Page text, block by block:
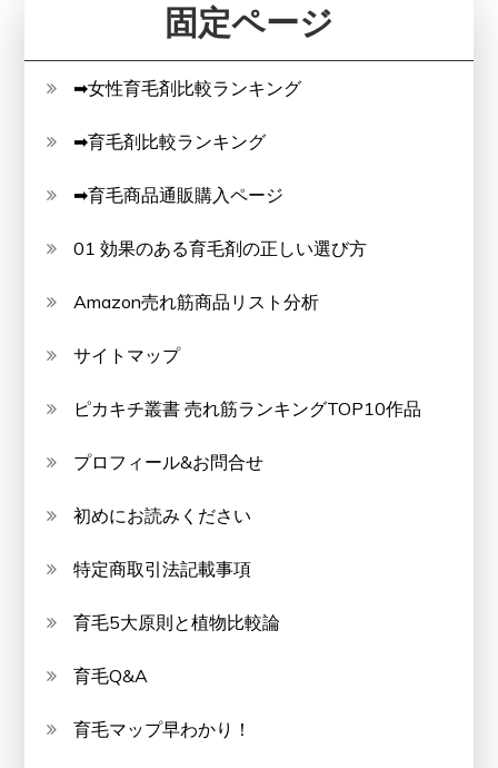
固定ページ
➡女性育毛剤比較ランキング
➡育毛剤比較ランキング
➡育毛商品通販購入ページ
01 効果のある育毛剤の正しい選び方
Amazon売れ筋商品リスト分析
サイトマップ
ピカキチ叢書 売れ筋ランキングTOP10作品
プロフィール&お問合せ
初めにお読みください
特定商取引法記載事項
育毛5大原則と植物比較論
育毛Q&A
育毛マップ早わかり！